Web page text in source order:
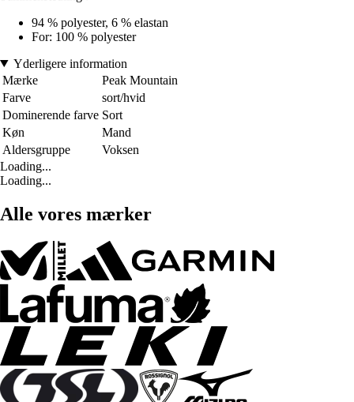
94 % polyester, 6 % elastan
For: 100 % polyester
Yderligere information
Mærke
Peak Mountain
Farve
sort/hvid
Dominerende farve Sort
Køn
Mand
Aldersgruppe
Voksen
Loading...
Loading...
Alle vores mærker